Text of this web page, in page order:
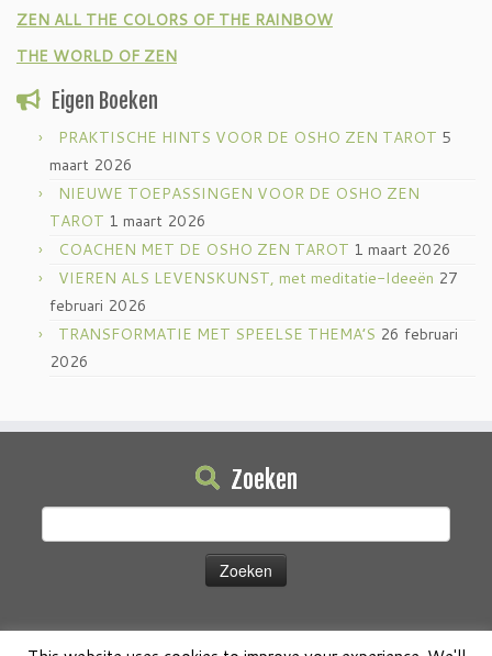
ZEN ALL THE COLORS OF THE RAINBOW
THE WORLD OF ZEN
Eigen Boeken
PRAKTISCHE HINTS VOOR DE OSHO ZEN TAROT 5
maart 2026
NIEUWE TOEPASSINGEN VOOR DE OSHO ZEN
TAROT 1 maart 2026
COACHEN MET DE OSHO ZEN TAROT 1 maart 2026
VIEREN ALS LEVENSKUNST, met meditatie-Ideeën 27
februari 2026
TRANSFORMATIE MET SPEELSE THEMA’S 26 februari
2026
Zoeken